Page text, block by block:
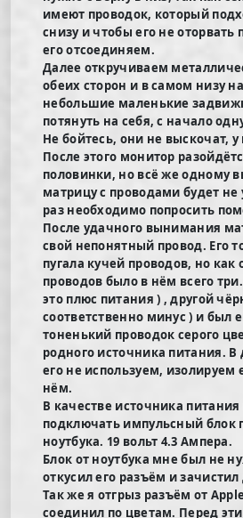
имеют проводок, который
снизу и чтобы его не оторвать
его отсоединяем.
Далее откручиваем
обеих сторон и в самом низу
небольшие маленькие
потянуть на себя, с начало
Не бойтесь, они не выскочат, у
После этого монитор
половинки, но всё же одному
матрицу с проводами будет
раз необходимо попросить
После удачного вынимания
свой непонятный провод. Его
пугала кучей проводов, но как
проводов было в нём всего
это плюс питания ) , другой
соответственно минус ) и был
тоненький проводок серого
родного источника питания. В
его не используем, изолируем
нём.
В качестве источника
подключать импульсный блок
ноутбука. 19 вольт 4.3 Ампера.
Блок от ноутбука мне был не
откусил его разъём и
Так же я отгрыз разъём от
соединил по цветам. Перед